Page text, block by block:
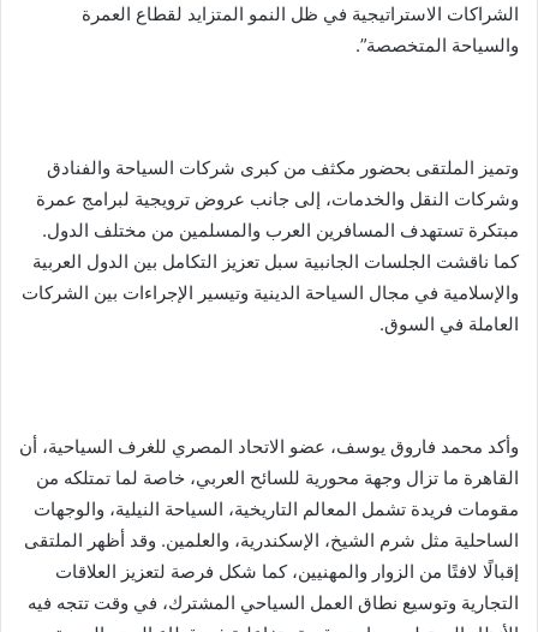
الشراكات الاستراتيجية في ظل النمو المتزايد لقطاع العمرة
والسياحة المتخصصة”.
وتميز الملتقى بحضور مكثف من كبرى شركات السياحة والفنادق
وشركات النقل والخدمات، إلى جانب عروض ترويجية لبرامج عمرة
مبتكرة تستهدف المسافرين العرب والمسلمين من مختلف الدول.
كما ناقشت الجلسات الجانبية سبل تعزيز التكامل بين الدول العربية
والإسلامية في مجال السياحة الدينية وتيسير الإجراءات بين الشركات
العاملة في السوق.
وأكد محمد فاروق يوسف، عضو الاتحاد المصري للغرف السياحية، أن
القاهرة ما تزال وجهة محورية للسائح العربي، خاصة لما تمتلكه من
مقومات فريدة تشمل المعالم التاريخية، السياحة النيلية، والوجهات
الساحلية مثل شرم الشيخ، الإسكندرية، والعلمين. وقد أظهر الملتقى
إقبالًا لافتًا من الزوار والمهنيين، كما شكل فرصة لتعزيز العلاقات
التجارية وتوسيع نطاق العمل السياحي المشترك، في وقت تتجه فيه